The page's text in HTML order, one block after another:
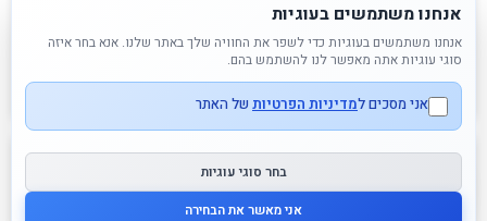
לרכישה
120.00₪
לרכישה
89.00₪
אנחנו משתמשים בעוגיות
אנחנו משתמשים בעוגיות כדי לשפר את החוויה שלך באתר שלנו. אנא בחר איזה
סוגי עוגיות אתה מאפשר לנו להשתמש בהם.
אני מסכים למדיניות הפרטיות של האתר
בחר סוגי עוגיות
אני מאשר את הבחירה